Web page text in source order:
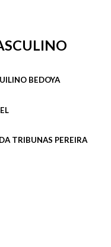
BEDOYA
TRIBUNAS PEREIRA